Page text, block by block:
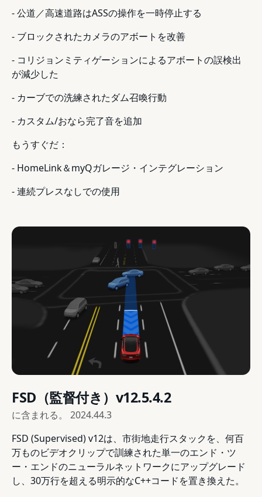
- 公道／高速道路はASSの操作を一時停止する
- ブロックされたカメラのアボートを改善
- コリジョンミティゲーションによるアボートの誤検出
が減少した
- カーブでの洗練されたダム召喚行動
- カスタム/おなら完了音を追加
もうすぐだ：
- HomeLink＆myQガレージ・インテグレーション
- 連続プレスなしでの使用
FSD（監督付き）v12.5.4.2
に含まれる。 2024.44.3
FSD (Supervised) v12は、市街地走行スタックを、何百
万ものビデオクリップで訓練された単一のエンド・ツ
ー・エンドのニューラルネットワークにアップグレード
し、30万行を超える明示的なC++コードを置き換えた。